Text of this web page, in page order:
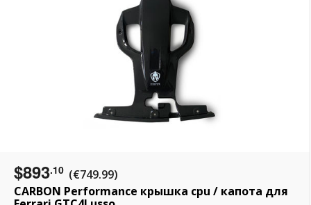
$893.10 (€749.99)
CARBON Performance крышка cpu / капота для